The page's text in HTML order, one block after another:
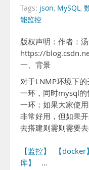
Tags: json, MySQL,
能监控
版权声明：作者：
https://
一、背景
对于LNMP环境下
一环，同时mysql的
一环；如果大家使
非常好用，但如果
去搭建则需则需要去
【监控】 【docker】
库】
…